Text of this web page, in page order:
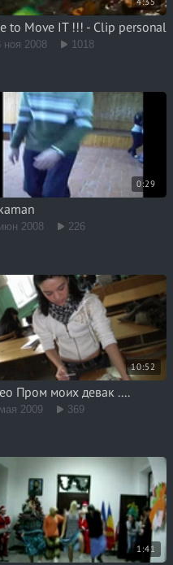
to Move IT !!! - Clip personal
ноя 2008 1018
0:29
2008 226
10:52
Пром моих девак ....
2009 369
1:41